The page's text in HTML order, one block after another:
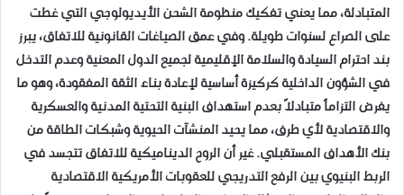
المتبادلة، مما يعني تفكيك منظومة الشحن الأيديولوجي التي غطت
على الصراع لسنوات طويلة. وفي عمق الصياغات القانونية للاتفاق، يبرز
بند احترام السيادة والسلامة الإقليمية لجميع الدول المعنية وعدم التدخل
في الشؤون الداخلية كركيزة أساسية لإعادة بناء الثقة المفقودة، وهو ما
يفرض التزاماً متبادلاً بعدم استهداف البنية التحتية المدنية والعسكرية
والاقتصادية لأي طرف، مما يحيد المنشآت الحيوية وشبكات الطاقة من
بنك الأهداف المستقبلي. غير أن الروح الديناميكية للاتفاق تتجسد في
الربط البنيوي بين الرفع التدريجي للعقوبات الأمريكية الاقتصادية